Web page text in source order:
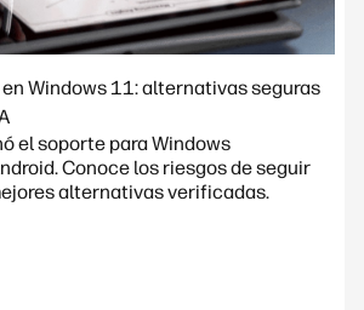
Windows 11: alternativas seguras
el soporte para Windows
Conoce los riesgos de seguir
alternativas verificadas.